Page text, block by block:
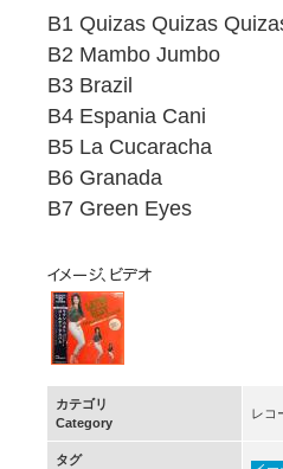
B1 Quizas Quizas
B2 Mambo Jumbo
B3 Brazil
B4 Espania Cani
B5 La Cucaracha
B6 Granada
B7 Green Eyes
カテゴリ
Category
レコ
タグ